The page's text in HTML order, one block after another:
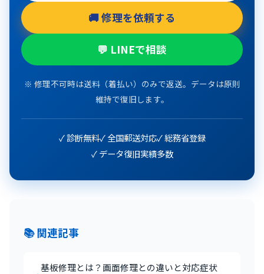
🚚 修理を依頼する
💬 LINEで相談
※ 修理不可時は送料（着払い）のみで返送。データは原則
維持で復旧します。
✓ 診断無料✓ 全国郵送対応✓ 総務省登録
✓ データ復旧実績多数
📚 関連記事
基板修理とは？画面修理との違いと対応症状